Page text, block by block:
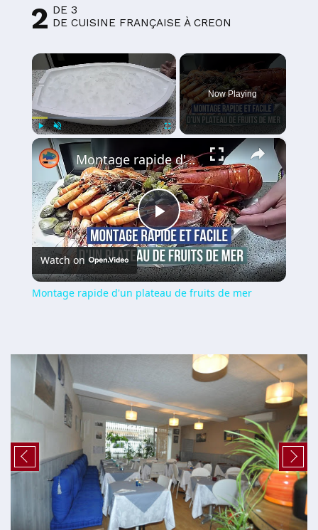
2 DE 3
DE CUISINE FRANÇAISE À CREON
×
Play Unmute
Now Playing
×
Play
Video
Montage rapide d'un plateau de fruits de mer
Watch on
Montage rapide d'un plateau de fruits de mer